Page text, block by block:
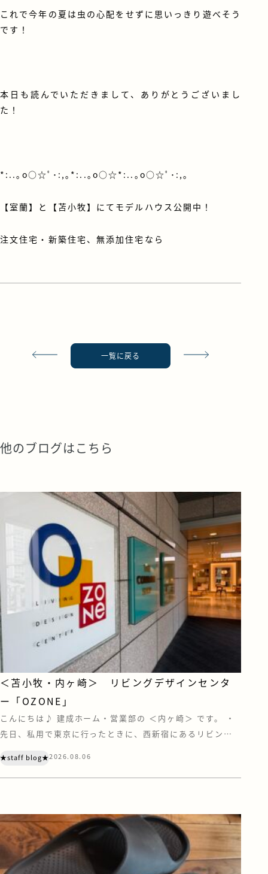
これで今年の夏は虫の心配をせずに思いっきり遊べそう
です！
本日も読んでいただきまして、ありがとうございまし
た！
*:..｡o○☆ﾟ･:,｡*:..｡o○☆*:..｡o○☆ﾟ･:,｡
【室蘭】と【苫小牧】にてモデルハウス公開中！
注文住宅・新築住宅、無添加住宅なら
一覧に戻る
他のブログはこちら
＜苫小牧・内ヶ崎＞ リビングデザインセンタ
ー「OZONE」
こんにちは♪ 建成ホーム・営業部の ＜内ヶ崎＞ です。 ・
先日、私用で東京に行ったときに、西新宿にあるリビング
は、家具やキッチン、住宅設備などのショールーム・ショッ
プが集う、住まいとインテリアの情報センターです。 注文
★staff blog★2026.08.06